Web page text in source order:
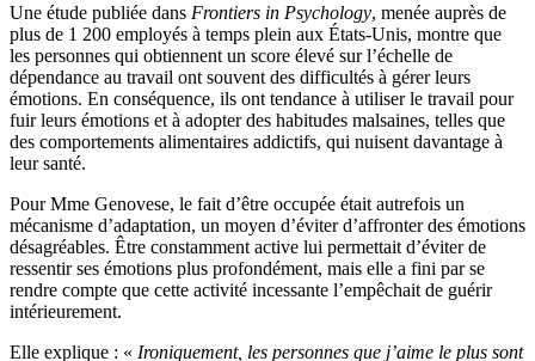
Une étude publiée dans Frontiers in Psychology, menée auprès de
plus de 1 200 employés à temps plein aux États-Unis, montre que
les personnes qui obtiennent un score élevé sur l’échelle de
dépendance au travail ont souvent des difficultés à gérer leurs
émotions. En conséquence, ils ont tendance à utiliser le travail pour
fuir leurs émotions et à adopter des habitudes malsaines, telles que
des comportements alimentaires addictifs, qui nuisent davantage à
leur santé.
Pour Mme Genovese, le fait d’être occupée était autrefois un
mécanisme d’adaptation, un moyen d’éviter d’affronter des émotions
désagréables. Être constamment active lui permettait d’éviter de
ressentir ses émotions plus profondément, mais elle a fini par se
rendre compte que cette activité incessante l’empêchait de guérir
intérieurement.
Elle explique : « Ironiquement, les personnes que j’aime le plus sont